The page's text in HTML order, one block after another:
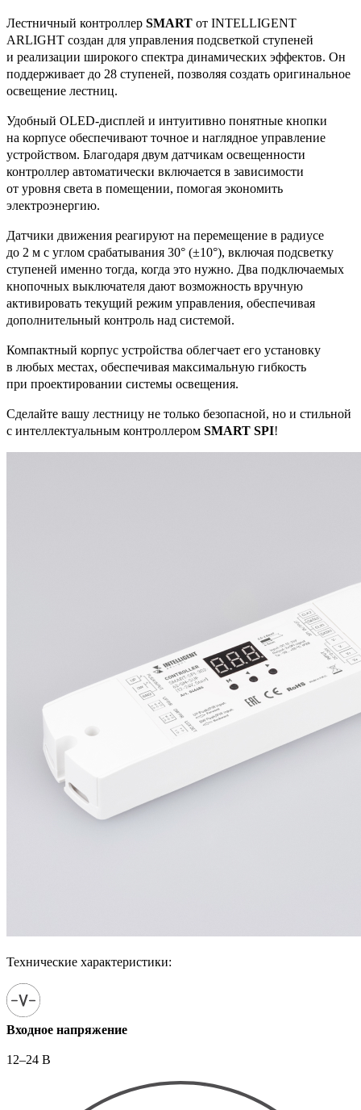
Лестничный контроллер SMART от INTELLIGENT
ARLIGHT создан для управления подсветкой ступеней
и реализации широкого спектра динамических эффектов. Он
поддерживает до 28 ступеней, позволяя создать оригинальное
освещение лестниц.
Удобный OLED-дисплей и интуитивно понятные кнопки
на корпусе обеспечивают точное и наглядное управление
устройством. Благодаря двум датчикам освещенности
контроллер автоматически включается в зависимости
от уровня света в помещении, помогая экономить
электроэнергию.
Датчики движения реагируют на перемещение в радиусе
до 2 м с углом срабатывания 30° (±10°), включая подсветку
ступеней именно тогда, когда это нужно. Два подключаемых
кнопочных выключателя дают возможность вручную
активировать текущий режим управления, обеспечивая
дополнительный контроль над системой.
Компактный корпус устройства облегчает его установку
в любых местах, обеспечивая максимальную гибкость
при проектировании системы освещения.
Сделайте вашу лестницу не только безопасной, но и стильной
с интеллектуальным контроллером SMART SPI!
Технические характеристики:
Входное напряжение
12–24 В